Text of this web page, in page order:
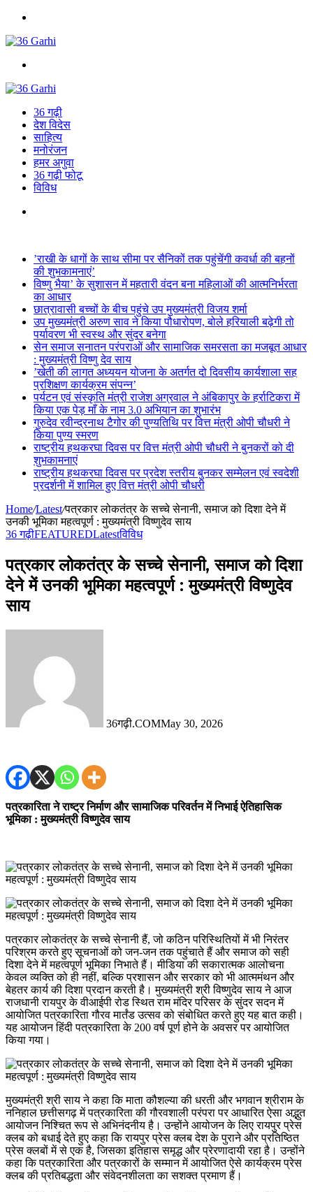
36 गढ़ी
देश विदेस
साहित्य
मनोरंजन
हमर अगुवा
36 गढ़ी फोटू
विविध
’राखी के धागों के साथ सीमा पर सैनिकों तक पहुंचेंगी कवर्धा की बहनों
की शुभकामनाएं’
विष्णु भैया’ के सुशासन में महतारी वंदन बना महिलाओं की आत्मनिर्भरता
का आधार
छात्रावासी बच्चों के बीच पहुंचे उप मुख्यमंत्री विजय शर्मा
उप मुख्यमंत्री अरुण साव ने किया पौधारोपण, बोले हरियाली बढ़ेगी तो
पर्यावरण भी स्वस्थ और सुंदर बनेगा
सेन समाज सनातन परंपराओं और सामाजिक समरसता का मजबूत आधार
: मुख्यमंत्री विष्णु देव साय
’खेती की लागत अध्ययन योजना के अतर्गत दो दिवसीय कार्यशाला सह
प्रशिक्षण कार्यक्रम संपन्न’
पर्यटन एवं संस्कृति मंत्री राजेश अग्रवाल ने अंबिकापुर के हर्राटिकरा में
किया एक पेड़ माँ के नाम 3.0 अभियान का शुभारंभ
गुरुदेव रवीन्द्रनाथ टैगोर की पुण्यतिथि पर वित्त मंत्री ओपी चौधरी ने
किया पुण्य स्मरण
राष्ट्रीय हथकरघा दिवस पर वित्त मंत्री ओपी चौधरी ने बुनकरों को दी
शुभकामनाएं
राष्ट्रीय हथकरघा दिवस पर प्रदेश स्तरीय बुनकर सम्मेलन एवं स्वदेशी
प्रदर्शनी में शामिल हुए वित्त मंत्री ओपी चौधरी
Home/Latest/पत्रकार लोकतंत्र के सच्चे सेनानी, समाज को दिशा देने में
उनकी भूमिका महत्वपूर्ण : मुख्यमंत्री विष्णुदेव साय
36 गढ़ीFEATUREDLatestविविध
पत्रकार लोकतंत्र के सच्चे सेनानी, समाज को दिशा
देने में उनकी भूमिका महत्वपूर्ण : मुख्यमंत्री विष्णुदेव
साय
36गढ़ी.COMMay 30, 2026
पत्रकारिता ने राष्ट्र निर्माण और सामाजिक परिवर्तन में निभाई ऐतिहासिक
भूमिका : मुख्यमंत्री विष्णुदेव साय
पत्रकार लोकतंत्र के सच्चे सेनानी हैं, जो कठिन परिस्थितियों में भी निरंतर
परिश्रम करते हुए सूचनाओं को जन-जन तक पहुंचाते हैं और समाज को सही
दिशा देने में महत्वपूर्ण भूमिका निभाते हैं। मीडिया की सकारात्मक आलोचना
केवल व्यक्ति को ही नहीं, बल्कि प्रशासन और सरकार को भी आत्ममंथन और
बेहतर कार्य की दिशा प्रदान करती है। मुख्यमंत्री श्री विष्णुदेव साय ने आज
राजधानी रायपुर के वीआईपी रोड स्थित राम मंदिर परिसर के सुंदर सदन में
आयोजित पत्रकारिता गौरव मार्तंड उत्सव को संबोधित करते हुए यह बात कही।
यह आयोजन हिंदी पत्रकारिता के 200 वर्ष पूर्ण होने के अवसर पर आयोजित
किया गया।
मुख्यमंत्री श्री साय ने कहा कि माता कौशल्या की धरती और भगवान श्रीराम के
ननिहाल छत्तीसगढ़ में पत्रकारिता की गौरवशाली परंपरा पर आधारित ऐसा अद्भुत
आयोजन निश्चित रूप से अभिनंदनीय है। उन्होंने आयोजन के लिए रायपुर प्रेस
क्लब को बधाई देते हुए कहा कि रायपुर प्रेस क्लब देश के पुराने और प्रतिष्ठित
प्रेस क्लबों में से एक है, जिसका इतिहास समृद्ध और प्रेरणादायी रहा है। उन्होंने
कहा कि पत्रकारिता और पत्रकारों के सम्मान में आयोजित ऐसे कार्यक्रम प्रेस
क्लब की प्रतिबद्धता और संवेदनशीलता का सशक्त प्रमाण हैं।